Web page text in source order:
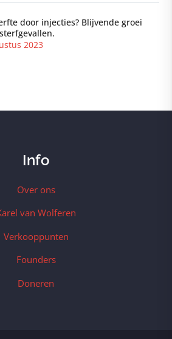
door injecties? Blijvende groei
2023
Info
Over ons
van Wolferen
Verkooppunten
Founders
Doneren